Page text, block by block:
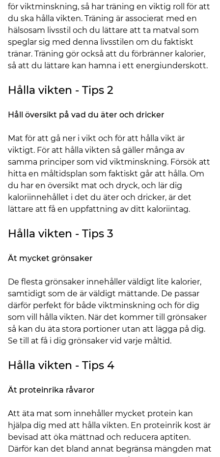
för viktminskning, så har träning en viktig roll för att
du ska hålla vikten. Träning är associerat med en
hälsosam livsstil och du lättare att ta matval som
speglar sig med denna livsstilen om du faktiskt
tränar. Träning gör också att du förbränner kalorier,
så att du lättare kan hamna i ett energiunderskott.
Hålla vikten - Tips 2
Håll översikt på vad du äter och dricker
Mat för att gå ner i vikt och för att hålla vikt är
viktigt. För att hålla vikten så gäller många av
samma principer som vid viktminskning. Försök att
hitta en måltidsplan som faktiskt går att hålla. Om
du har en översikt mat och dryck, och lär dig
kaloriinnehållet i det du äter och dricker, är det
lättare att få en uppfattning av ditt kaloriintag.
Hålla vikten - Tips 3
Ät mycket grönsaker
De flesta grönsaker innehåller väldigt lite kalorier,
samtidigt som de är väldigt mättande. De passar
därför perfekt för både viktminskning och för dig
som vill hålla vikten. När det kommer till grönsaker
så kan du äta stora portioner utan att lägga på dig.
Se till at få i dig grönsaker vid varje måltid.
Hålla vikten - Tips 4
Ät proteinrika råvaror
Att äta mat som innehåller mycket protein kan
hjälpa dig med att hålla vikten. En proteinrik kost är
bevisad att öka mättnad och reducera aptiten.
Därför kan det bland annat begränsa mängden mat